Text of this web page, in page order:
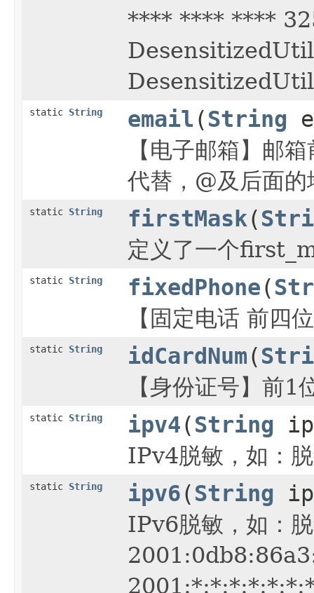
**** **** ****
static String email (String
【电子邮箱】邮
代替，@及后面
static String firstMask(
定义了一个
static String fixedPhone(
【固定电话 前四
static String idCardNum(
【身份证号】前1
static String ipv4(String
IPv4脱敏，如：
static String ipv6(String
IPv6脱敏，如：